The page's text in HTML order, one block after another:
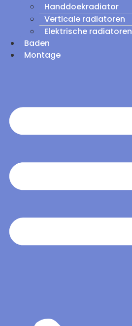
Handdoekradiator
Verticale radiatoren
Elektrische radiatoren
Baden
Montage